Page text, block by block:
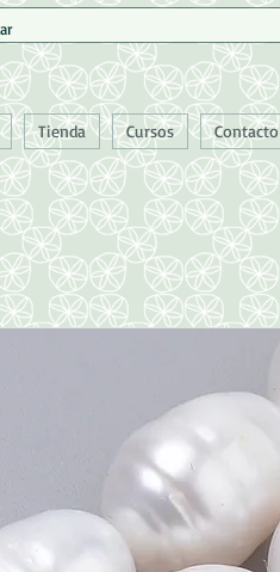
Tienda Cursos Contacto